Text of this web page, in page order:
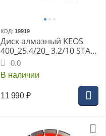
КОД: 19919
Диск алмазный KEOS
400_25.4/20_ 3.2/10 STA
сегм. по бетону,
железобетону, кирпичу
DBS02.400
0.0
В наличии
11 990 ₽